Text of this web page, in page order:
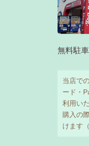
無料駐
当店で
ード・
利用い
購入の
けます